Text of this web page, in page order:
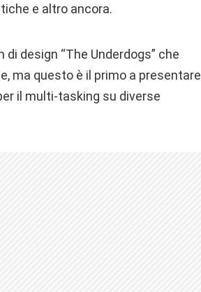
e altro ancora.
design “The Underdogs” che
ma questo è il primo a presentare
il multi-tasking su diverse